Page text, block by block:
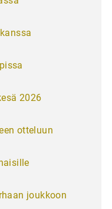
2026
otteluun
joukkoon